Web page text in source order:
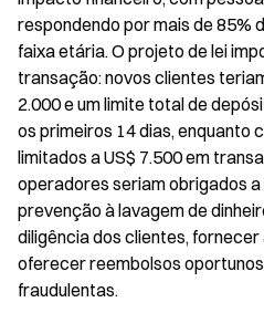
respondendo por mais de 85%
faixa etária. O projeto de lei
transação: novos clientes
2.000 e um limite total de
os primeiros 14 dias, enquanto
limitados a US$ 7.500 em
operadores seriam obrigados
prevenção à lavagem de
diligência dos clientes,
oferecer reembolsos
fraudulentas.